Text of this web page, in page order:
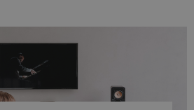
reflète ce que représente Teufel :
son et redonner quelque chose à
fait bien plus que simplement
sonner bien. […]